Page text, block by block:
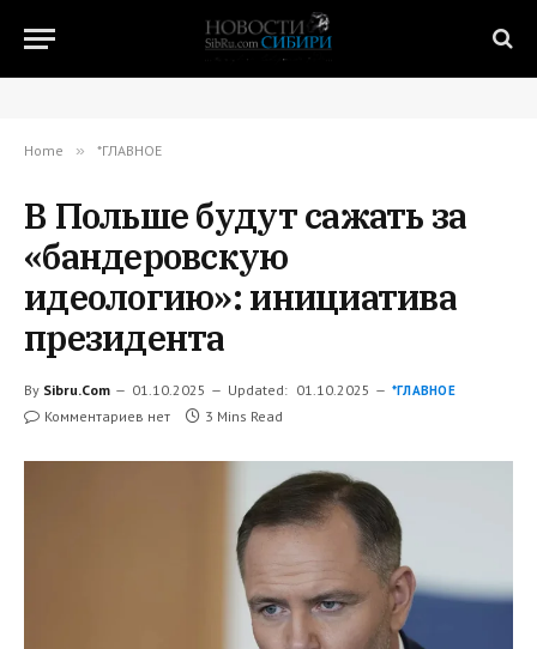
Home » *ГЛАВНОЕ
В Польше будут сажать за
«бандеровскую
идеологию»: инициатива
президента
By Sibru.Com 01.10.2025 Updated: 01.10.2025 *ГЛАВНОЕ
Комментариев нет 3 Mins Read